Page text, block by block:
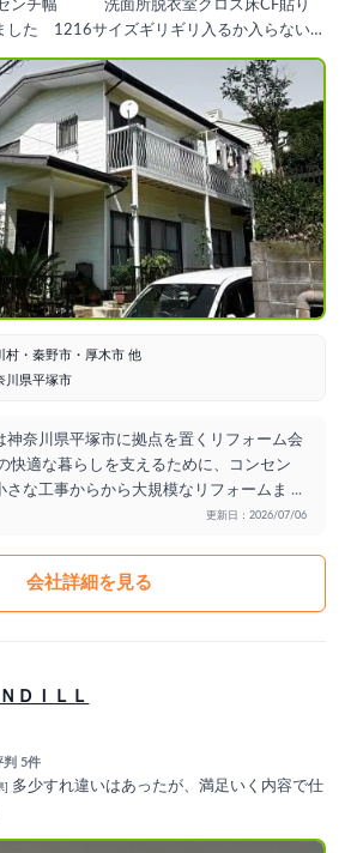
ンチ幅 洗面所脱衣室クロス床CF貼り
した 1216サイズギリギリ入るか入らない
ましたが 何とか設置出来ました 洗面はオ
が設置されてしまうという残念な事はありま
を再考する事で結論待ちです次はキッチンを
むかと言われたら迷いますというのが本音
万だったのに210万になり 工期も4月22日
に4月28日から5月5日になって なんだか 疲
村・秦野市・厚木市 他
川県平塚市
神奈川県平塚市に拠点を置くリフォーム会
快適な暮らしを支えるために、コンセン
さな工事からから大規模なリフォームま ...
更新日：2026/07/06
会社詳細を見る
ＤＩＬＬ
判 5件
]
多少すれ違いはあったが、満足いく内容で仕